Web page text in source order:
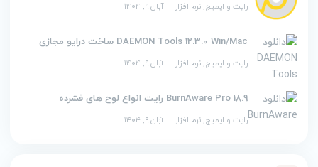
رایت و ایمیج, نرم افزار آبان ۹, ۱۴۰۴
DAEMON Tools 12.3.0 Win/Mac ساخت درایو مجازی
رایت و ایمیج, نرم افزار آبان ۹, ۱۴۰۴
BurnAware Pro 18.9 رایت انواع لوح های فشرده
رایت و ایمیج, نرم افزار آبان ۹, ۱۴۰۴